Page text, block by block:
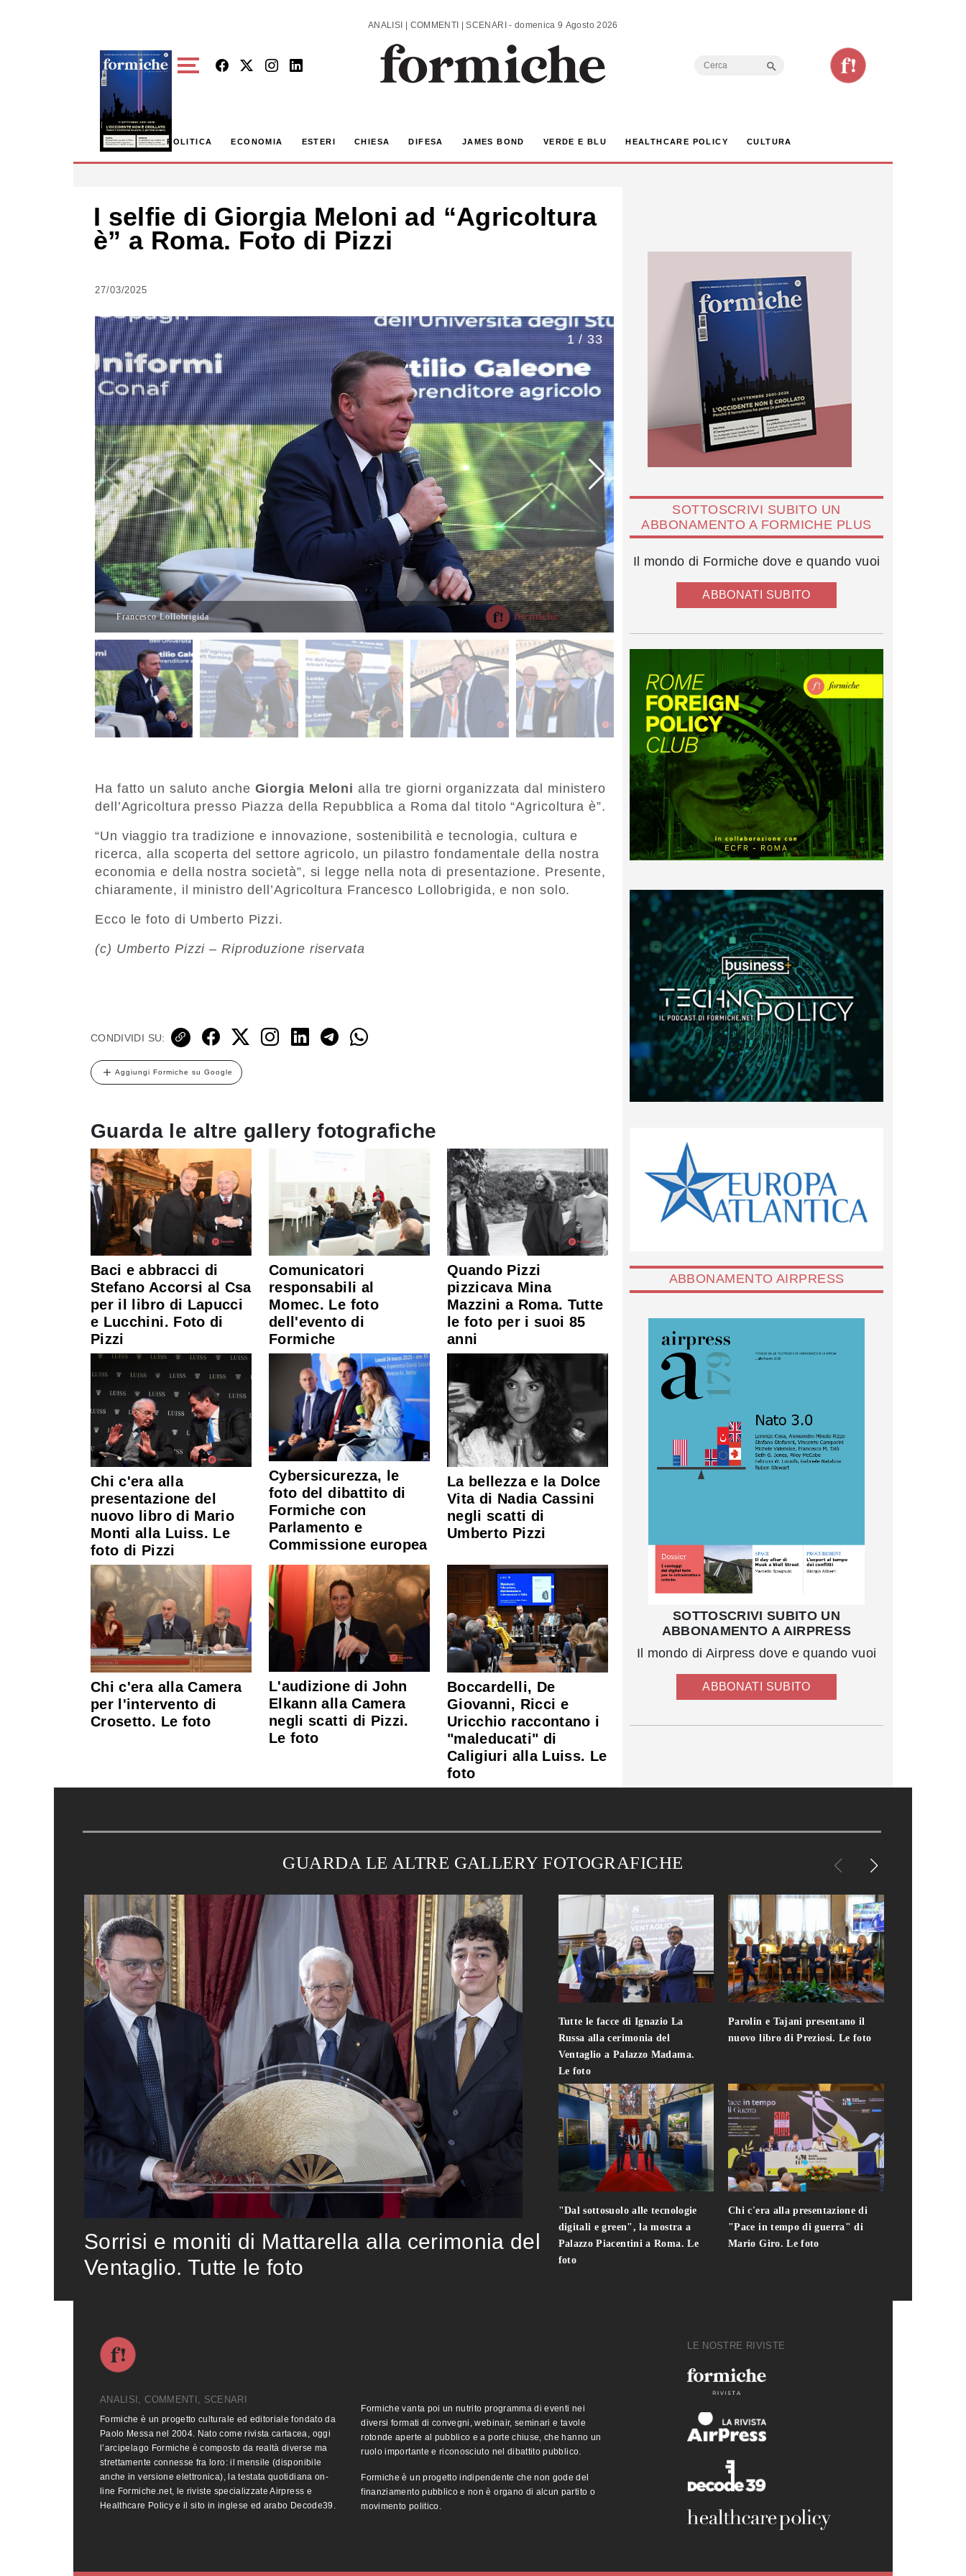
ANALISI | COMMENTI | SCENARI - domenica 9 Agosto 2026
Search
POLITICA ECONOMIA ESTERI CHIESA DIFESA JAMES BOND VERDE E BLU HEALTHCARE POLICY CULTURA
I selfie di Giorgia Meloni ad “Agricoltura
è” a Roma. Foto di Pizzi
27/03/2025
1 / 33
Francesco Lollobrigida
Ha fatto un saluto anche Giorgia Meloni alla tre giorni organizzata dal ministero
dell’Agricoltura presso Piazza della Repubblica a Roma dal titolo “Agricoltura è”.
“Un viaggio tra tradizione e innovazione, sostenibilità e tecnologia, cultura e
ricerca, alla scoperta del settore agricolo, un pilastro fondamentale della nostra
economia e della nostra società”, si legge nella nota di presentazione. Presente,
chiaramente, il ministro dell’Agricoltura Francesco Lollobrigida, e non solo.
Ecco le foto di Umberto Pizzi.
(c) Umberto Pizzi – Riproduzione riservata
CONDIVIDI SU:
Aggiungi Formiche su Google
Guarda le altre gallery fotografiche
Baci e abbracci di
Stefano Accorsi al Csa
per il libro di Lapucci
e Lucchini. Foto di
Pizzi
Comunicatori
responsabili al
Momec. Le foto
dell'evento di
Formiche
Quando Pizzi
pizzicava Mina
Mazzini a Roma. Tutte
le foto per i suoi 85
anni
Chi c'era alla
presentazione del
nuovo libro di Mario
Monti alla Luiss. Le
foto di Pizzi
Cybersicurezza, le
foto del dibattito di
Formiche con
Parlamento e
Commissione europea
La bellezza e la Dolce
Vita di Nadia Cassini
negli scatti di
Umberto Pizzi
Chi c'era alla Camera
per l'intervento di
Crosetto. Le foto
L'audizione di John
Elkann alla Camera
negli scatti di Pizzi.
Le foto
Boccardelli, De
Giovanni, Ricci e
Uricchio raccontano i
"maleducati" di
Caligiuri alla Luiss. Le
foto
SOTTOSCRIVI SUBITO UN
ABBONAMENTO A FORMICHE PLUS
Il mondo di Formiche dove e quando vuoi
ABBONATI SUBITO
ABBONAMENTO AIRPRESS
SOTTOSCRIVI SUBITO UN
ABBONAMENTO A AIRPRESS
Il mondo di Airpress dove e quando vuoi
ABBONATI SUBITO
GUARDA LE ALTRE GALLERY FOTOGRAFICHE
Sorrisi e moniti di Mattarella alla cerimonia del
Ventaglio. Tutte le foto
Tutte le facce di Ignazio La
Russa alla cerimonia del
Ventaglio a Palazzo Madama.
Le foto
"Dal sottosuolo alle tecnologie
digitali e green", la mostra a
Palazzo Piacentini a Roma. Le
foto
Parolin e Tajani presentano il
nuovo libro di Preziosi. Le foto
Chi c'era alla presentazione di
"Pace in tempo di guerra" di
Mario Giro. Le foto
ANALISI, COMMENTI, SCENARI
Formiche è un progetto culturale ed editoriale fondato da
Paolo Messa nel 2004. Nato come rivista cartacea, oggi
l’arcipelago Formiche è composto da realtà diverse ma
strettamente connesse fra loro: il mensile (disponibile
anche in versione elettronica), la testata quotidiana on-
line Formiche.net, le riviste specializzate Airpress e
Healthcare Policy e il sito in inglese ed arabo Decode39.
Formiche vanta poi un nutrito programma di eventi nei
diversi formati di convegni, webinair, seminari e tavole
rotonde aperte al pubblico e a porte chiuse, che hanno un
ruolo importante e riconosciuto nel dibattito pubblico.
Formiche è un progetto indipendente che non gode del
finanziamento pubblico e non è organo di alcun partito o
movimento politico.
LE NOSTRE RIVISTE